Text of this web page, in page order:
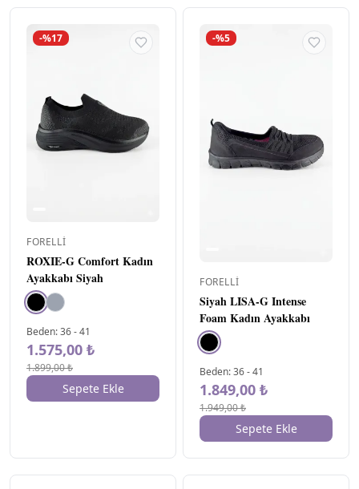
-%17
FORELLI
ROXIE-G Comfort Kadın
Ayakkabı Siyah
Beden:36-41
1.575,00 ₺
1.899,00 ₺
Sepete Ekle
-%5
FORELLI
Siyah LISA-G Intense
Foam Kadın Ayakkabı
Beden:36-41
1.849,00 ₺
1.949,00 ₺
Sepete Ekle